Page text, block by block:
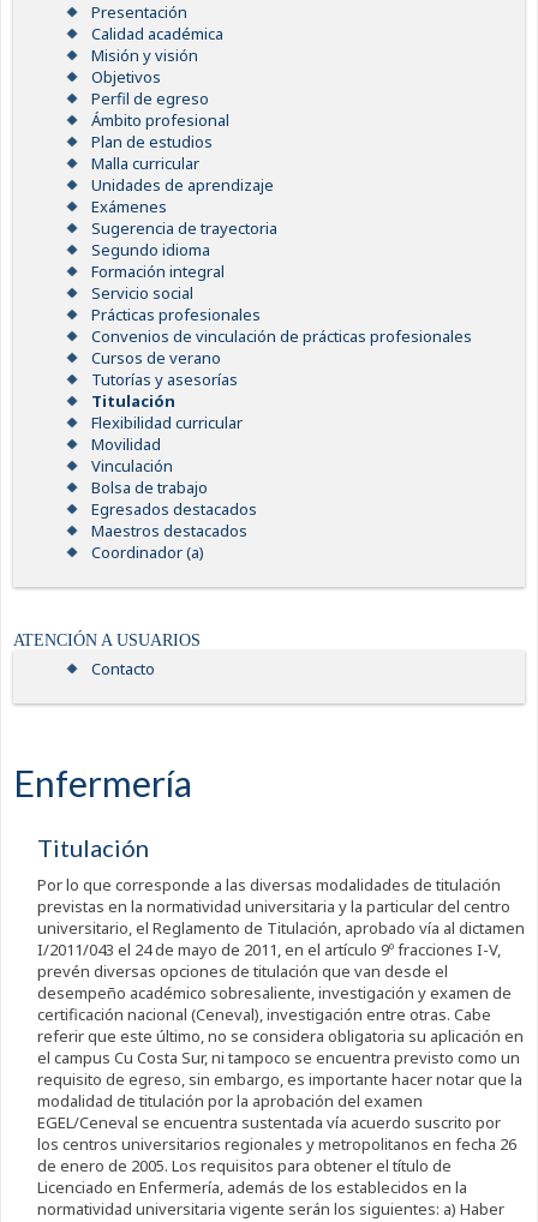
Presentación
Calidad académica
Misión y visión
Objetivos
Perfil de egreso
Ámbito profesional
Plan de estudios
Malla curricular
Unidades de aprendizaje
Exámenes
Sugerencia de trayectoria
Segundo idioma
Formación integral
Servicio social
Prácticas profesionales
Convenios de vinculación de prácticas profesionales
Cursos de verano
Tutorías y asesorías
Titulación
Flexibilidad curricular
Movilidad
Vinculación
Bolsa de trabajo
Egresados destacados
Maestros destacados
Coordinador (a)
ATENCIÓN A USUARIOS
Contacto
Enfermería
Titulación
Por lo que corresponde a las diversas modalidades de titulación
previstas en la normatividad universitaria y la particular del centro
universitario, el Reglamento de Titulación, aprobado vía al dictamen
I/2011/043 el 24 de mayo de 2011, en el artículo 9º fracciones I-V,
prevén diversas opciones de titulación que van desde el
desempeño académico sobresaliente, investigación y examen de
certificación nacional (Ceneval), investigación entre otras. Cabe
referir que este último, no se considera obligatoria su aplicación en
el campus Cu Costa Sur, ni tampoco se encuentra previsto como un
requisito de egreso, sin embargo, es importante hacer notar que la
modalidad de titulación por la aprobación del examen
EGEL/Ceneval se encuentra sustentada vía acuerdo suscrito por
los centros universitarios regionales y metropolitanos en fecha 26
de enero de 2005. Los requisitos para obtener el título de
Licenciado en Enfermería, además de los establecidos en la
normatividad universitaria vigente serán los siguientes: a) Haber